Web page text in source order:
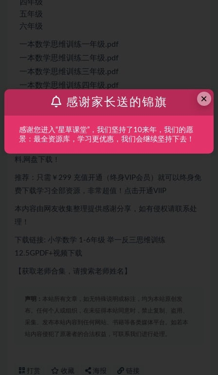
四年级
五年级
六年级
一本数学思维训练一年级.pdf
一本数学思维训练二年级.pdf
一本数学思维训练三年级.pdf
一本数学思维训练四年级.pdf
一本数学思维训练五年级.pdf
【惠学吧】：分享幼小衔接,早教启蒙,亲子教育,中小学学习,
料,网盘下载！
推荐：只需￥299 充值开通（终身VIP会员）就可以终身免
费下载学习全部资源，非常超值！点击开通VIIP
本内容由网友收集整理提供感谢分享，如有侵权请联系处
理！
下载链接: 小学数学 1-6年级 举一反三思维训练
12.5GPDF+视频下载
【获取老师合集，请搜索老师姓名】
声明： 本站所有文章，如无特殊说明或标注，均为本站原创发
布。任何个人或组织，在未征得本站同意时，禁止复制、盗用、
采集、发布本站内容到任何网站、书籍等各类媒体平台。如若本
站内容侵犯了原著者的合法权益，可联系我们进行处理。
打赏 收藏 海报 链接
×
感谢家长送的锦旗
感谢您进入“星草课堂”，我们坚持了10来年，我们的愿
景：最全资源库，学习更优惠，我们会继续坚持下去！